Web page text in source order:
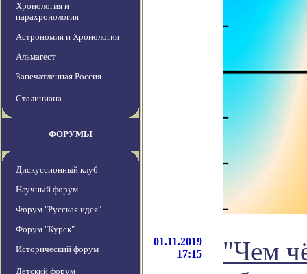
Хронология и
парахронология
Астрономия и Хронология
Альмагест
Запечатленная Россия
Сталиниана
ФОРУМЫ
Дискуссионный клуб
Научный форум
Форум "Русская идея"
Форум "Курск"
Исторический форум
Детский форум
01.11.2019
17:15
"Чем